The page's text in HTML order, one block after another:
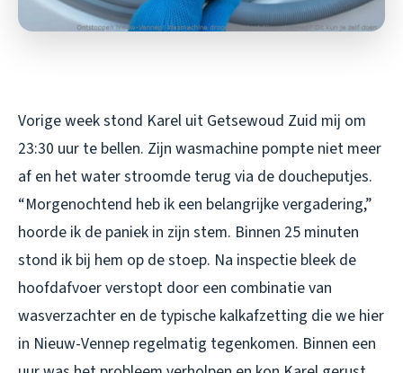
Vorige week stond Karel uit Getsewoud Zuid mij om
23:30 uur te bellen. Zijn wasmachine pompte niet meer
af en het water stroomde terug via de doucheputjes.
“Morgenochtend heb ik een belangrijke vergadering,”
hoorde ik de paniek in zijn stem. Binnen 25 minuten
stond ik bij hem op de stoep. Na inspectie bleek de
hoofdafvoer verstopt door een combinatie van
wasverzachter en de typische kalkafzetting die we hier
in Nieuw-Vennep regelmatig tegenkomen. Binnen een